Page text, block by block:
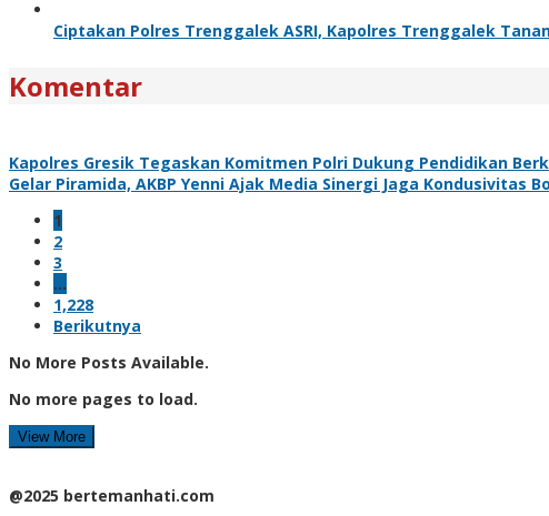
Ciptakan Polres Trenggalek ASRI, Kapolres Trenggalek
Komentar
Kapolres Gresik Tegaskan Komitmen Polri Dukung Pendidikan
Gelar Piramida, AKBP Yenni Ajak Media Sinergi Jaga Kondusivitas
1
2
3
…
1,228
Berikutnya
No More Posts Available.
No more pages to load.
View More
@2025 bertemanhati.com